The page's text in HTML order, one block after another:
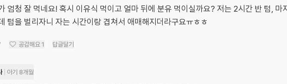
엄청 잘 먹네요! 혹시 이유식 먹이고 얼마 뒤에 분유 먹이실까요? 저는 2시간 반 텀,
텀을 벌리자니 자는 시간이랑 겹쳐서 애매해지더라구요ㅠㅎㅎ
공감해요 1 답글달기
아기 8개월